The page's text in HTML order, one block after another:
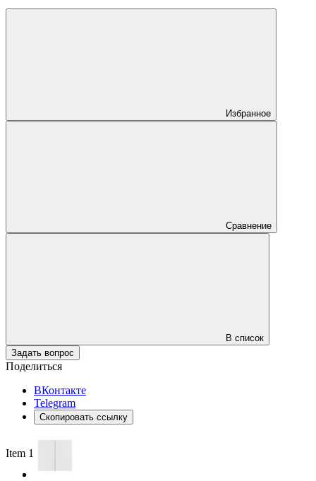
Избранное
Сравнение
В список
Задать вопрос
Поделиться
ВКонтакте
Telegram
Скопировать ссылку
Item 1 of 2